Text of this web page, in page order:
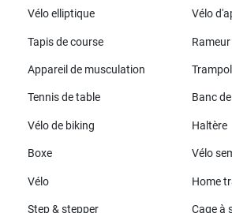
Vélo elliptique
Vélo
Tapis de course Rameur
Appareil de musculation
Tennis de table Banc
Vélo de biking Haltère
Boxe Vélo
Vélo Home
Step & stepper Cage à